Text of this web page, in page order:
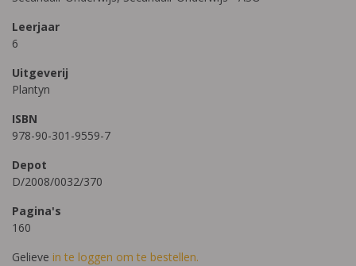
Leerjaar
6
Uitgeverij
Plantyn
ISBN
978-90-301-9559-7
Depot
D/2008/0032/370
Pagina's
160
Gelieve in te loggen om te bestellen.